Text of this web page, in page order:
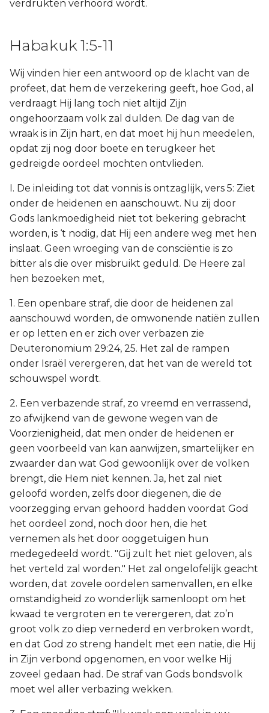
verdrukten verhoord wordt.
Habakuk 1:5-11
Wij vinden hier een antwoord op de klacht van de
profeet, dat hem de verzekering geeft, hoe God, al
verdraagt Hij lang toch niet altijd Zijn
ongehoorzaam volk zal dulden. De dag van de
wraak is in Zijn hart, en dat moet hij hun meedelen,
opdat zij nog door boete en terugkeer het
gedreigde oordeel mochten ontvlieden.
I. De inleiding tot dat vonnis is ontzaglijk, vers 5: Ziet
onder de heidenen en aanschouwt. Nu zij door
Gods lankmoedigheid niet tot bekering gebracht
worden, is ‘t nodig, dat Hij een andere weg met hen
inslaat. Geen wroeging van de consciëntie is zo
bitter als die over misbruikt geduld. De Heere zal
hen bezoeken met,
1. Een openbare straf, die door de heidenen zal
aanschouwd worden, de omwonende natiën zullen
er op letten en er zich over verbazen zie
Deuteronomium 29:24, 25. Het zal de rampen
onder Israël verergeren, dat het van de wereld tot
schouwspel wordt.
2. Een verbazende straf, zo vreemd en verrassend,
zo afwijkend van de gewone wegen van de
Voorzienigheid, dat men onder de heidenen er
geen voorbeeld van kan aanwijzen, smartelijker en
zwaarder dan wat God gewoonlijk over de volken
brengt, die Hem niet kennen. Ja, het zal niet
geloofd worden, zelfs door diegenen, die de
voorzegging ervan gehoord hadden voordat God
het oordeel zond, noch door hen, die het
vernemen als het door ooggetuigen hun
medegedeeld wordt. "Gij zult het niet geloven, als
het verteld zal worden." Het zal ongelofelijk geacht
worden, dat zovele oordelen samenvallen, en elke
omstandigheid zo wonderlijk samenloopt om het
kwaad te vergroten en te verergeren, dat zo’n
groot volk zo diep vernederd en verbroken wordt,
en dat God zo streng handelt met een natie, die Hij
in Zijn verbond opgenomen, en voor welke Hij
zoveel gedaan had. De straf van Gods bondsvolk
moet wel aller verbazing wekken.